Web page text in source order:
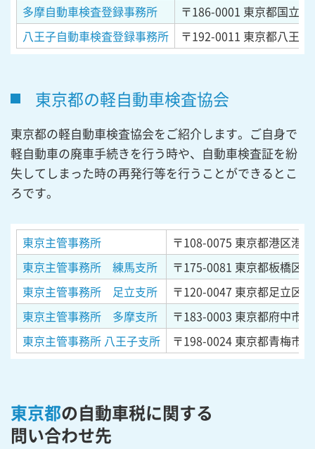
多摩自動車検査登録事務所
〒186-0001 東京都国立
八王子自動車検査登録事務所
〒192-0011 東京都八王
東京都の軽自動車検査協会
東京都の軽自動車検査協会をご紹介します。ご自身で
軽自動車の廃車手続きを行う時や、自動車検査証を紛
失してしまった時の再発行等を行うことができるとこ
ろです。
東京主管事務所 〒108-0075 東京都港区港
東京主管事務所 練馬支所
〒175-0081 東京都板橋区
東京主管事務所 足立支所
〒120-0047 東京都足立区
東京主管事務所 多摩支所
〒183-0003 東京都府中市
東京主管事務所 八王子支所
〒198-0024 東京都青梅市
東京都の自動車税に関する
問い合わせ先